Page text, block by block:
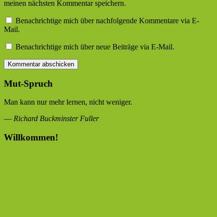
meinen nächsten Kommentar speichern.
Benachrichtige mich über nachfolgende Kommentare via E-
Mail.
Benachrichtige mich über neue Beiträge via E-Mail.
Mut-Spruch
Man kann nur mehr lernen, nicht weniger.
— Richard Buckminster Fuller
Willkommen!